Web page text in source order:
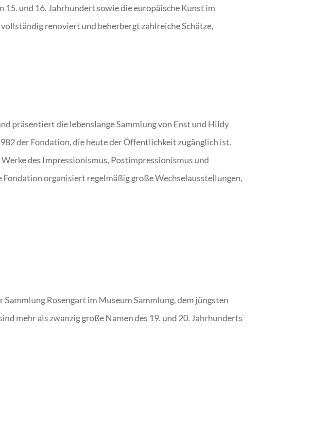
und 16. Jahrhundert sowie die europäische Kunst im
renoviert und beherbergt zahlreiche Schätze,
präsentiert die lebenslange Sammlung von Enst und Hildy
der Fondation, die heute der Öffentlichkeit zugänglich ist.
des Impressionismus, Postimpressionismus und
organisiert regelmäßig große Wechselausstellungen,
Rosengart im Museum Sammlung, dem jüngsten
mehr als zwanzig große Namen des 19. und 20. Jahrhunderts